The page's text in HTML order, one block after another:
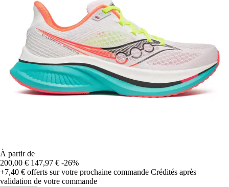
À partir de
200,00 € 147,97 € -26%
+7,40 € offerts sur votre prochaine commande Crédités après
validation de votre commande